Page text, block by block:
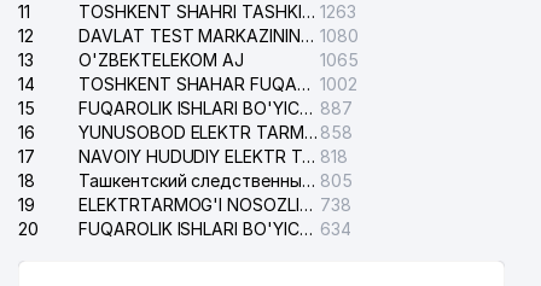
11
TOSHKENT SHAHRI TASHKILOT TELEFONLARI HAQIDA MA'LUMOT BYUROSI 1263
12
DAVLAT TEST MARKAZINING ISHONCH TELEFONLARI 1080
13
O'ZBEKTELEKOM AJ
1065
14
TOSHKENT SHAHAR FUQAROLIK ISHLARI BO'YICHA SUDI 1002
15
FUQAROLIK ISHLARI BO'YICHA YAKKASAROY TUMANLARARO SUDI 887
16
YUNUSOBOD ELEKTR TARMOG'I NOSOZLIKLARI XIZMATI 858
17
NAVOIY HUDUDIY ELEKTR TARMOQLARI KORXONASI AJ 818
18
Ташкентский следственный изолятор 805
19
ELEKTRTARMOG'I NOSOZLIKLARINI TO'ZATISH SERGELI XIZMATI 738
20
FUQAROLIK ISHLARI BO'YICHA UCH-TEPA TUMANI SUDI 634